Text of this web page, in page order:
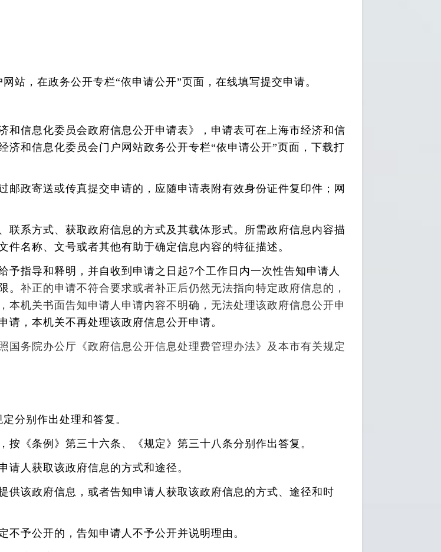
站，在政务公开专栏“依申请公开”页面，在线填写提交申请。
和信息化委员会政府信息公开申请表》，申请表可在上海市经济和信
济和信息化委员会门户网站政务公开专栏“依申请公开”页面，下载打
邮政寄送或传真提交申请的，应随申请表附有效身份证件复印件；网
联系方式、获取政府信息的方式及其载体形式。所需政府信息内容描
名称、文号或者其他有助于确定信息内容的特征描述。
予指导和释明，并自收到申请之日起7个工作日内一次性告知申请人
。补正的申请不符合要求或者补正后仍然无法指向特定政府信息的，
本机关书面告知申请人申请内容不明确，无法处理该政府信息公开申
，本机关不再处理该政府信息公开申请。
国务院办公厅《政府信息公开信息处理费管理办法》及本市有关规定
分别作出处理和答复。
按《条例》第三十六条、《规定》第三十八条分别作出答复。
请人获取该政府信息的方式和途径。
供该政府信息，或者告知申请人获取该政府信息的方式、途径和时
不予公开的，告知申请人不予公开并说明理由。